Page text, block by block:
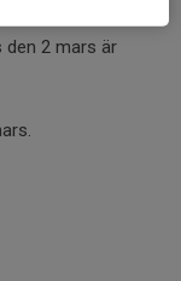
2 mars är